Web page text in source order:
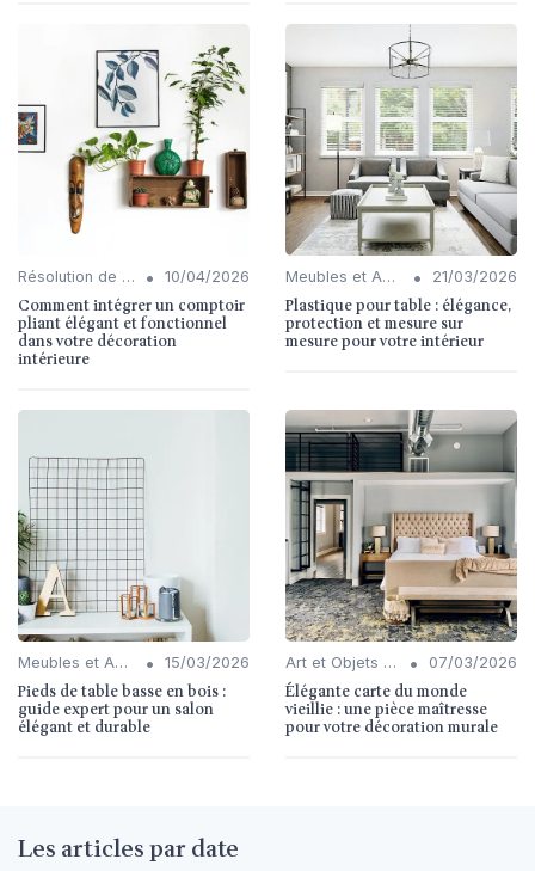
Résolution de Problèmes Communs • 10/04/2026
Comment intégrer un comptoir
pliant élégant et fonctionnel
dans votre décoration
intérieure
Meubles et Accessoires • 21/03/2026
Plastique pour table : élégance,
protection et mesure sur
mesure pour votre intérieur
Meubles et Accessoires • 15/03/2026
Pieds de table basse en bois :
guide expert pour un salon
élégant et durable
Art et Objets Décoratifs • 07/03/2026
Élégante carte du monde
vieillie : une pièce maîtresse
pour votre décoration murale
Les articles par date